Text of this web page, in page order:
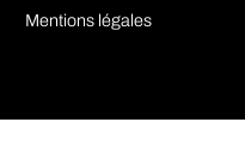
Mentions légales